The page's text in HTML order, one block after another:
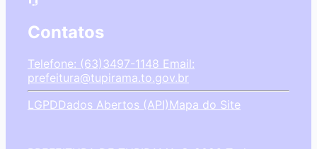
Contatos
Telefone: (63)3497-1148 Email:
prefeitura@tupirama.to.gov.br
LGPDDados Abertos (API)Mapa do Site